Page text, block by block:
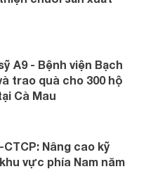
A9 - Bệnh viện Bạch
trao quà cho 300 hộ
Cà Mau
Nâng cao kỹ
vực phía Nam năm